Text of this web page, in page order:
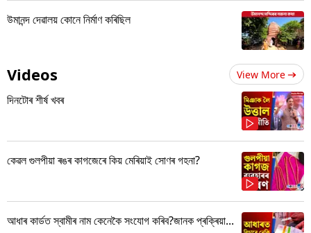
উমানন্দ দেৱালয় কোনে নিৰ্মাণ কৰিছিল
Videos View More
দিনটোৰ শীৰ্ষ খবৰ
কেৱল গুলপীয়া ৰঙৰ কাগজেৰে কিয় মেৰিয়াই সোণৰ গহনা?
আধাৰ কাৰ্ডত স্বামীৰ নাম কেনেকৈ সংযোগ কৰিব?জানক প্ৰক্ৰিয়া...